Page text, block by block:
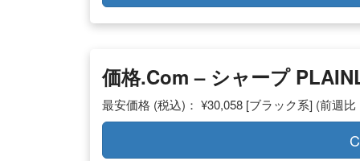
価格.com – シャープ
最安価格 (税込)： ¥30,058 [ブラック系] (前週